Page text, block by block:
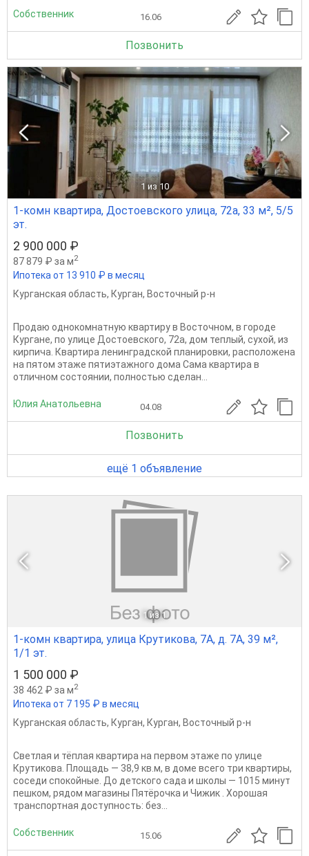
Собственник 16.06
Позвонить
1 из 10
1-комн квартира, Достоевского улица, 72а, 33 м², 5/5
эт.
2 900 000 ₽
87 879 ₽ за м2
Ипотека от 13 910 ₽ в месяц
Курганская область, Курган, Восточный р-н
Продаю однокомнатную квартиру в Восточном, в городе
Кургане, по улице Достоевского, 72а, дом теплый, сухой, из
кирпича. Квартира ленинградской планировки, расположена
на пятом этаже пятиэтажного дома Сама квартира в
отличном состоянии, полностью сделан...
Юлия Анатольевна 04.08
Позвонить
ещё 1 объявление
1 из 1
1-комн квартира, улица Крутикова, 7А, д. 7А, 39 м²,
1/1 эт.
1 500 000 ₽
38 462 ₽ за м2
Ипотека от 7 195 ₽ в месяц
Курганская область, Курган, Курган, Восточный р-н
Светлая и тёплая квартира на первом этаже по улице
Крутикова. Площадь — 38,9 кв.м, в доме всего три квартиры,
соседи спокойные. До детского сада и школы — 1015 минут
пешком, рядом магазины Пятёрочка и Чижик . Хорошая
транспортная доступность: без...
Собственник 15.06